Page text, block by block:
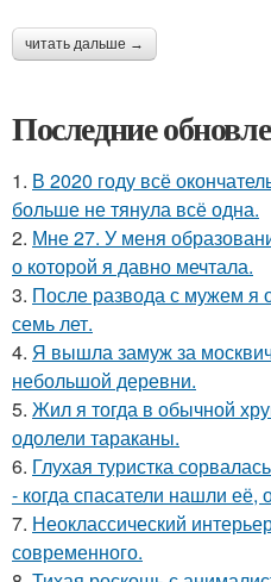
читать дальше →
Последние
1. В 2020 году всё
больше не тянула всё одна.
2. Мне 27. У меня
о которой я давно мечтала.
3. После развода с мужем я
семь лет.
4. Я вышла замуж за
небольшой деревни.
5. Жил я тогда в обычной
одолели тараканы.
6. Глухая туристка
- когда спасатели нашли её,
7. Неоклассический
современного.